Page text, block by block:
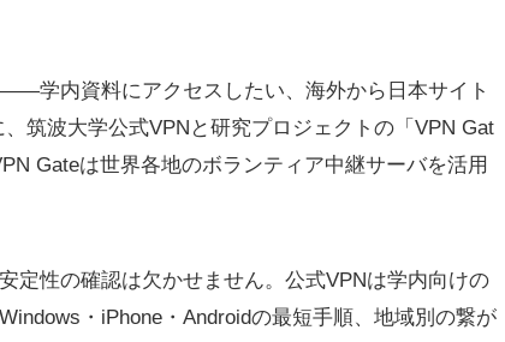
学内資料にアクセスしたい、海外から日本サイト
筑波大学公式VPNと研究プロジェクトの「VPN Gat
Gateは世界各地のボランティア中継サーバを活用
定性の確認は欠かせません。公式VPNは学内向けの
・iPhone・Androidの最短手順、地域別の繋が